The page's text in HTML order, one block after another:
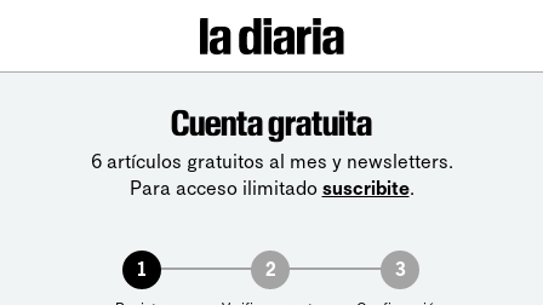
Cuenta gratuita
6 artículos gratuitos al mes y newsletters.
Para acceso ilimitado suscribite.
1 2 3